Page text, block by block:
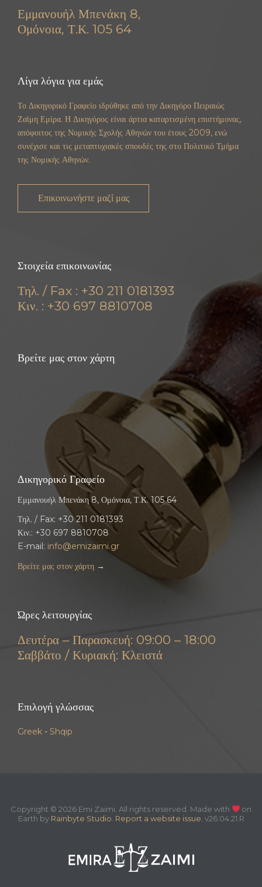
Εμμανουήλ Μπενάκη 8,
Ομόνοια, Τ.Κ. 105 64
Λίγα λόγια για εμάς
Το Δικηγορικό Γραφείο ιδρύθηκε από την Δικηγόρο Πειραιώς
Ζαϊμη Εμίρα. Η Δικηγόρος είναι άρτια καταρτισμένη επιστήμονας,
απόφοιτος της Νομικής Σχολής Αθηνών του έτους 2009, ενώ
συνέχισε και τις μεταπτυχιακές σπουδές της στο Πολιτικό Τμήμα
της Νομικής Αθηνών.
Επικοινωνήστε μαζί μας
Στοιχεία επικοινωνίας
Τηλ. / Fax : +30 211 0181393
Κιν. : +30 697 8810708
Βρείτε μας στον χάρτη
Δικηγορικό Γραφείο
Εμμανουήλ Μπενάκη 8, Ομόνοια, Τ.Κ. 105 64
Τηλ. / Fax: +30 211 0181393
Κιν.: +30 697 8810708
E-mail: info@emizaimi.gr
Βρείτε μας στον χάρτη →
Ώρες λειτουργίας
Δευτέρα – Παρασκευή: 09:00 – 18:00
Σαββάτο / Κυριακή: Κλειστά
Επιλογή γλώσσας
Greek - Shqip
Copyright © 2026 Emi Zaimi. All rights reserved. Made with
on
Earth by Rainbyte Studio Report a website issue. v26.04.21.R